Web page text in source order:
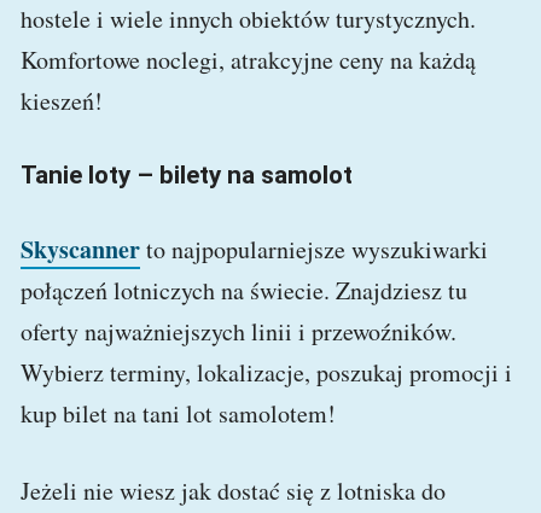
hostele i wiele innych obiektów turystycznych.
Komfortowe noclegi, atrakcyjne ceny na każdą
kieszeń!
Tanie loty – bilety na samolot
Skyscannerto najpopularniejsze wyszukiwarki
połączeń lotniczych na świecie. Znajdziesz tu
oferty najważniejszych linii i przewoźników.
Wybierz terminy, lokalizacje, poszukaj promocji i
kup bilet na tani lot samolotem!
Jeżeli nie wiesz jak dostać się z lotniska do